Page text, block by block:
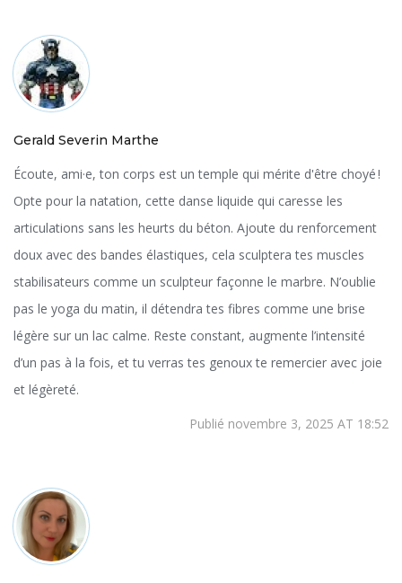
Gerald Severin Marthe
Écoute, ami·e, ton corps est un temple qui mérite d'être choyé !
Opte pour la natation, cette danse liquide qui caresse les
articulations sans les heurts du béton. Ajoute du renforcement
doux avec des bandes élastiques, cela sculptera tes muscles
stabilisateurs comme un sculpteur façonne le marbre. N’oublie
pas le yoga du matin, il détendra tes fibres comme une brise
légère sur un lac calme. Reste constant, augmente l’intensité
d’un pas à la fois, et tu verras tes genoux te remercier avec joie
et légèreté.
Publié novembre 3, 2025 AT 18:52